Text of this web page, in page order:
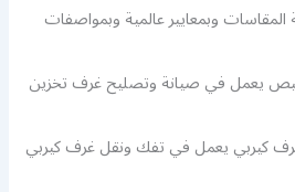
وبمعايير عالمية وبمواصفات
يعمل في صيانة وتصليح غرف تخزين
كيربي يعمل في تفك ونقل غرف كيربي